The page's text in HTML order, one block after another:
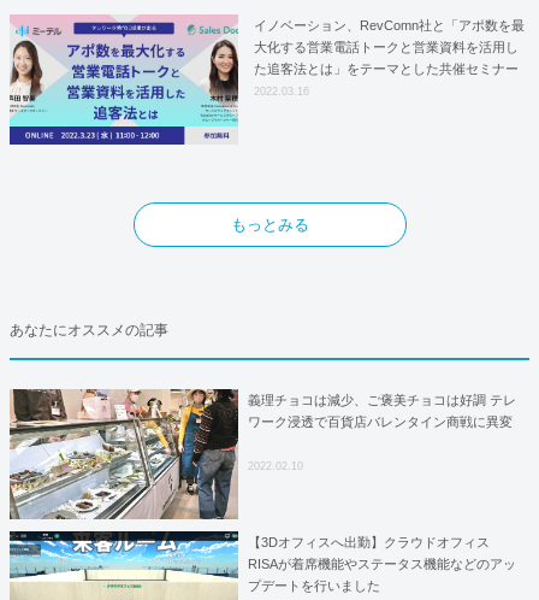
イノベーション、RevComn社と「アポ数を最
大化する営業電話トークと営業資料を活用し
た追客法とは」をテーマとした共催セミナー
を開催！
2022.03.16
もっとみる
あなたにオススメの記事
義理チョコは減少、ご褒美チョコは好調 テレ
ワーク浸透で百貨店バレンタイン商戦に異変
2022.02.10
【3Dオフィスへ出勤】クラウドオフィス
RISAが着席機能やステータス機能などのアッ
プデートを行いました